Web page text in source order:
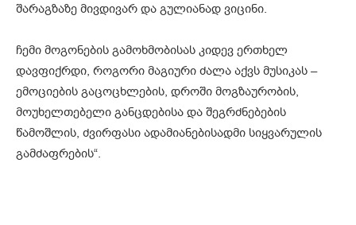
შარაგზაზე მივდივარ და გულიანად ვიცინი.
ჩემი მოგონების გამოხმობისას კიდევ ერთხელ
დავფიქრდი, როგორი მაგიური ძალა აქვს მუსიკას –
ემოციების გაცოცხლების, დროში მოგზაურობის,
მოუხელთებელი განცდებისა და შეგრძნებების
წამოშლის, ძვირფასი ადამიანებისადმი სიყვარულის
გამძაფრების“.